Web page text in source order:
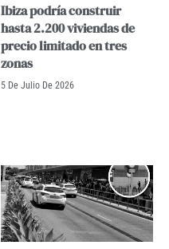
Ibiza podría construir
hasta 2.200 viviendas de
precio limitado en tres
zonas
5 De Julio De 2026